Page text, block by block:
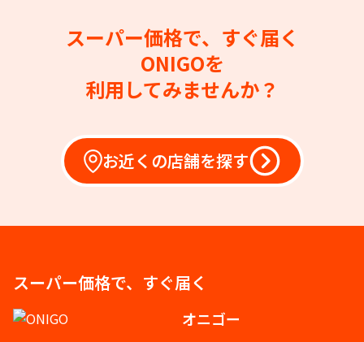
スーパー価格で、すぐ届く
ONIGOを
利用してみませんか？
お近くの店舗を探す
スーパー価格で、すぐ届く
オニゴー